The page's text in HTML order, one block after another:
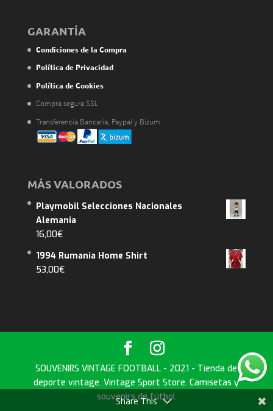
GARANTÍA
Condiciones de la Compra
Política de Privacidad
Política de Cookies
Compra segura SSL
Transferencia Bancaria, Paypal y Bizum
MÁS VALORADOS
Playmobil Selecciones Nacionales
Alemania
16,00€
1994 Rumania Home Shirt
53,00€
SOUVENIRS VINTAGE FOOTBALL - 2021 - Tienda de
deporte vintage. Vintage Sport Store. Camisetas y
souvenirs de fútbol
Share This